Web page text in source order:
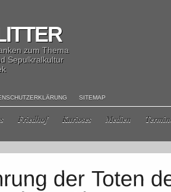
zum Thema
Sepulkralkultur
SITEMAP
Friedhof Kurioses Medien